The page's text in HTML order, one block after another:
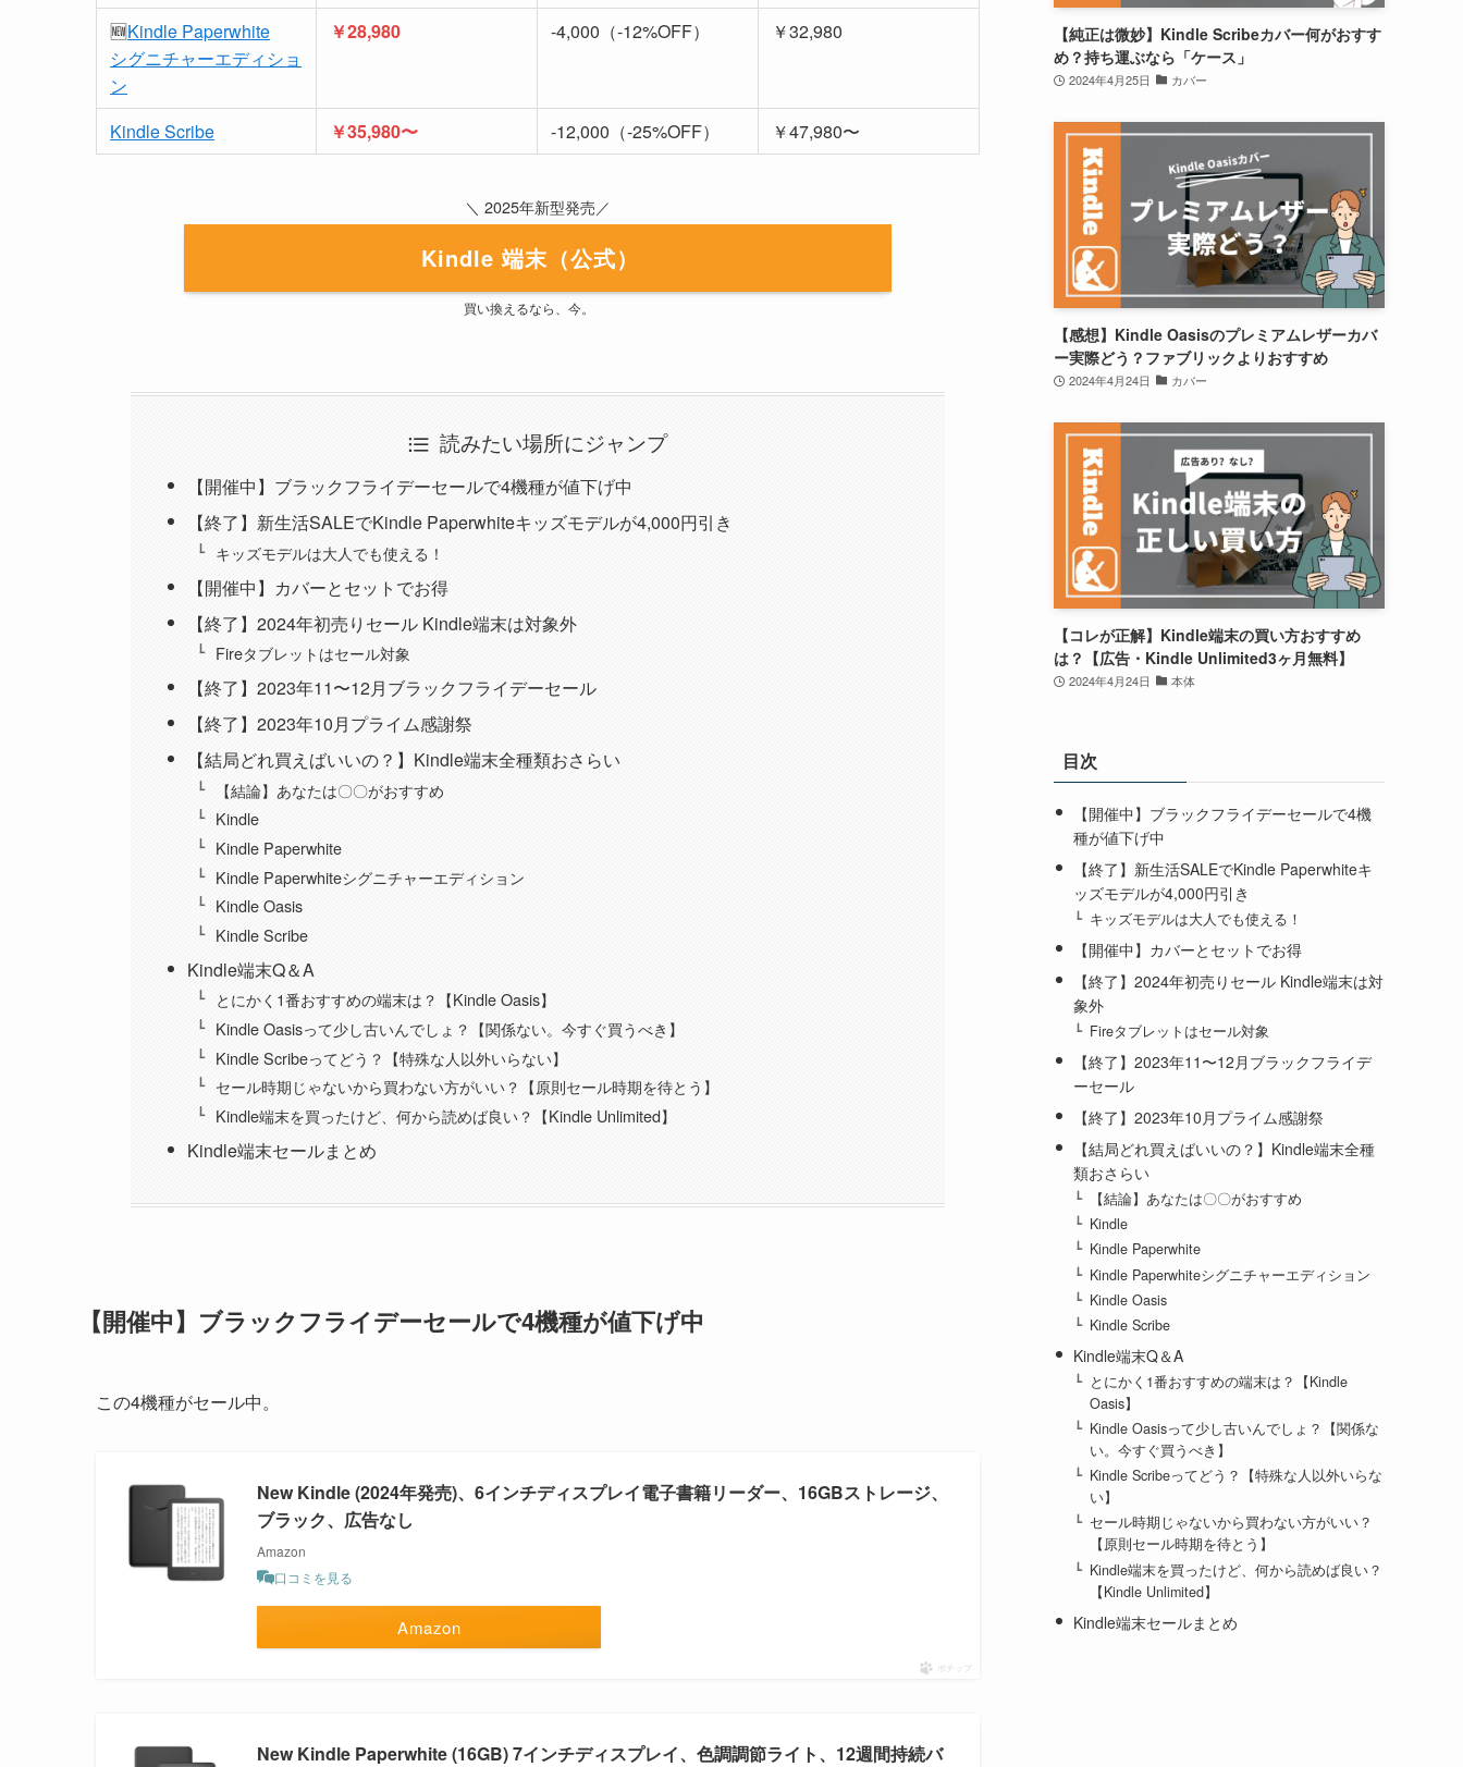
🆕Kindle Paperwhite
シグニチャーエディショ
ン
￥28,980 -4,000（-12%OFF） ￥32,980
Kindle Scribe ￥35,980〜 -12,000（-25%OFF） ￥47,980〜
＼ 2025年新型発売／
Kindle 端末（公式）
買い換えるなら、今。
読みたい場所にジャンプ
【開催中】ブラックフライデーセールで4機種が値下げ中
【終了】新生活SALEでKindle Paperwhiteキッズモデルが4,000円引き
キッズモデルは大人でも使える！
【開催中】カバーとセットでお得
【終了】2024年初売りセール Kindle端末は対象外
Fireタブレットはセール対象
【終了】2023年11〜12月ブラックフライデーセール
【終了】2023年10月プライム感謝祭
【結局どれ買えばいいの？】Kindle端末全種類おさらい
【結論】あなたは〇〇がおすすめ
Kindle
Kindle Paperwhite
Kindle Paperwhiteシグニチャーエディション
Kindle Oasis
Kindle Scribe
Kindle端末Q＆A
とにかく1番おすすめの端末は？【Kindle Oasis】
Kindle Oasisって少し古いんでしょ？【関係ない。今すぐ買うべき】
Kindle Scribeってどう？【特殊な人以外いらない】
セール時期じゃないから買わない方がいい？【原則セール時期を待とう】
Kindle端末を買ったけど、何から読めば良い？【Kindle Unlimited】
Kindle端末セールまとめ
【開催中】ブラックフライデーセールで4機種が値下げ中
この4機種がセール中。
New Kindle (2024年発売)、6インチディスプレイ電子書籍リーダー、16GBストレージ、
ブラック、広告なし
Amazon
口コミを見る
Amazon
ポチップ
New Kindle Paperwhite (16GB) 7インチディスプレイ、色調調節ライト、12週間持続バ
【純正は微妙】Kindle Scribeカバー何がおすす
め？持ち運ぶなら「ケース」
2024年4月25日 カバー
【感想】Kindle Oasisのプレミアムレザーカバ
ー実際どう？ファブリックよりおすすめ
2024年4月24日 カバー
【コレが正解】Kindle端末の買い方おすすめ
は？【広告・Kindle Unlimited3ヶ月無料】
2024年4月24日 本体
目次
【開催中】ブラックフライデーセールで4機
種が値下げ中
【終了】新生活SALEでKindle Paperwhiteキ
ッズモデルが4,000円引き
キッズモデルは大人でも使える！
【開催中】カバーとセットでお得
【終了】2024年初売りセール Kindle端末は対
象外
Fireタブレットはセール対象
【終了】2023年11〜12月ブラックフライデ
ーセール
【終了】2023年10月プライム感謝祭
【結局どれ買えばいいの？】Kindle端末全種
類おさらい
【結論】あなたは〇〇がおすすめ
Kindle
Kindle Paperwhite
Kindle Paperwhiteシグニチャーエディション
Kindle Oasis
Kindle Scribe
Kindle端末Q＆A
とにかく1番おすすめの端末は？【Kindle
Oasis】
Kindle Oasisって少し古いんでしょ？【関係な
い。今すぐ買うべき】
Kindle Scribeってどう？【特殊な人以外いらな
い】
セール時期じゃないから買わない方がいい？
【原則セール時期を待とう】
Kindle端末を買ったけど、何から読めば良い？
【Kindle Unlimited】
Kindle端末セールまとめ